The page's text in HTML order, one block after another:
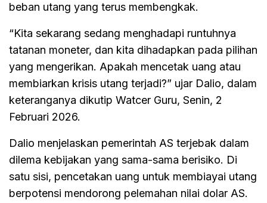
beban utang yang terus membengkak.
“Kita sekarang sedang menghadapi runtuhnya
tatanan moneter, dan kita dihadapkan pada pilihan
yang mengerikan. Apakah mencetak uang atau
membiarkan krisis utang terjadi?” ujar Dalio, dalam
keteranganya dikutip Watcer Guru, Senin, 2
Februari 2026.
Dalio menjelaskan pemerintah AS terjebak dalam
dilema kebijakan yang sama-sama berisiko. Di
satu sisi, pencetakan uang untuk membiayai utang
berpotensi mendorong pelemahan nilai dolar AS.